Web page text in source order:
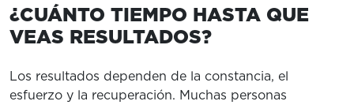
¿CUÁNTO TIEMPO HASTA QUE
VEAS RESULTADOS?
Los resultados dependen de la constancia, el
esfuerzo y la recuperación. Muchas personas